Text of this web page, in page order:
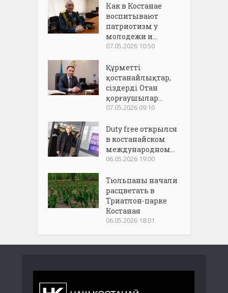
Как в Костанае
воспитывают
патриотизм у
молодежи и...
07.05.2026 10:50
Құрметті
қостанайлықтар,
сіздерді Отан
қорғаушылар...
07.05.2026 09:10
Duty free открылся
в костанайском
международном...
06.05.2026 19:00
Тюльпаны начали
расцветать в
Триатлон-парке
Костаная
06.05.2026 18:01